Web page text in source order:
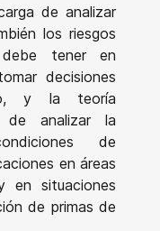
de analizar
los riesgos
debe tener en
decisiones
y la teoría
de analizar la
de
en áreas
en situaciones
de primas de